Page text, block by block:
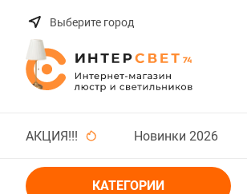
Выберите город
АКЦИЯ!!! Новинки 2026
КАТЕГОРИИ